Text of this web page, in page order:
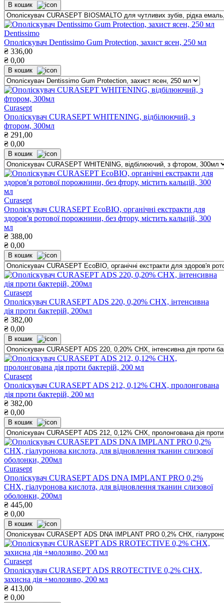
В кошик
Dentissimo
Ополіскувач Dentissimo Gum Proteсtion, захист ясен, 250 мл
₴ 336,00
₴ 0,00
В кошик
Curasept
Ополіскувач CURASEPT WHITENING, відбілюючий, з
фтором, 300мл
₴ 291,00
₴ 0,00
В кошик
Curasept
Ополіскувач CURASEPT EcoBIO, органічні екстракти для
здоров'я ротової порожнини, без фтору, містить кальцій, 300
мл
₴ 388,00
₴ 0,00
В кошик
Curasept
Ополіскувач CURASEPT ADS 220, 0,20% СНХ, інтенсивна
дія проти бактерій, 200мл
₴ 382,00
₴ 0,00
В кошик
Curasept
Ополіскувач CURASEPT ADS 212, 0,12% CHX, пролонгована
дія проти бактерій, 200 мл
₴ 382,00
₴ 0,00
В кошик
Curasept
Ополіскувач CURASEPT ADS DNA IMPLANT PRO 0,2%
CHX, гіалуронова кислота, для відновлення тканин слизової
оболонки, 200мл
₴ 445,00
₴ 0,00
В кошик
Curasept
Ополіскувач CURASEPT ADS RROTECTIVE 0,2% CHX,
захисна дія +молозиво, 200 мл
₴ 413,00
₴ 0,00